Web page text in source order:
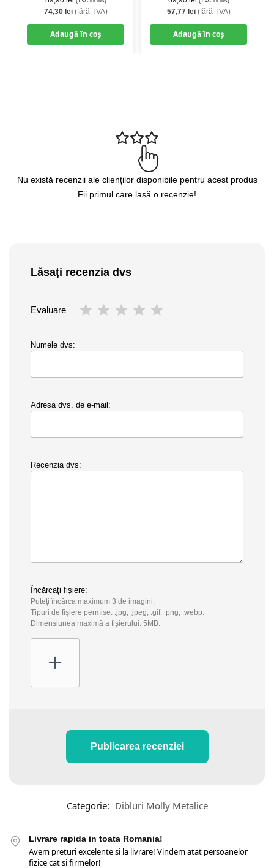
74,30 lei(fără TVA)
Adaugă în coș
57,77 lei(fără TVA)
Adaugă în coș
Nu există recenzii ale clienților disponibile pentru acest produs
Fii primul care lasă o recenzie!
Lăsați recenzia dvs
Evaluare
Numele dvs:
Adresa dvs. de e-mail:
Recenzia dvs:
Încărcați fișiere:
Puteți încărca maximum 3 de imagini.
Tipuri de fișiere permise: .jpg, .jpeg, .gif, .png, .webp.
Dimensiunea maximă a fișierului: 5MB.
Publicarea recenziei
Categorie: Dibluri Molly Metalice
Livrare rapida in toata Romania!
Avem preturi excelente si la livrare! Vindem atat persoanelor
fizice cat si firmelor!